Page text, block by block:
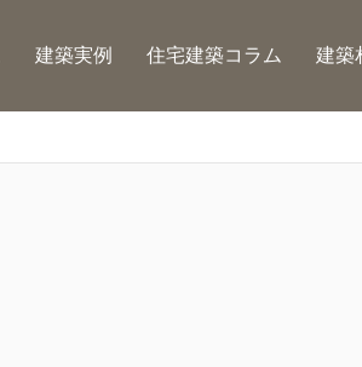
建築実例 住宅建築コラム 建築